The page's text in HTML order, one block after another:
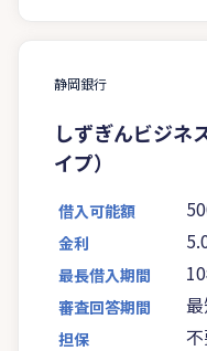
静岡銀行
しずぎんビジネ
イプ）
借入可能額
金利
最長借入期間
審査回答期間
担保